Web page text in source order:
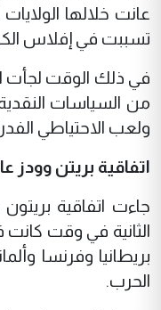
عانت خلالها
تسببت في إفلاس
في ذلك الوقت لجأت
من السياسات
ولعب الاحتياطي
اتفاقية بريتن وودز عام
جاءت اتفاقية
الثانية في وقت كانت
بريطانيا وفرنسا
الحرب.